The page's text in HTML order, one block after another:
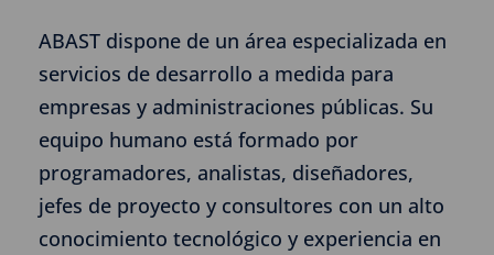
ABAST dispone de un área especializada en
servicios de desarrollo a medida para
empresas y administraciones públicas. Su
equipo humano está formado por
programadores, analistas, diseñadores,
jefes de proyecto y consultores con un alto
conocimiento tecnológico y experiencia en